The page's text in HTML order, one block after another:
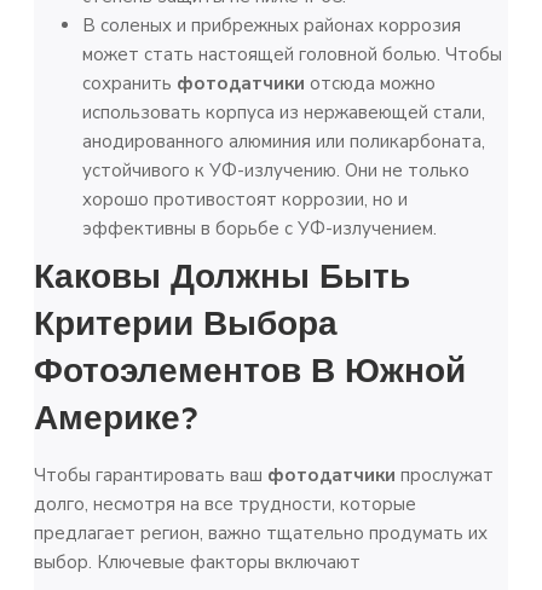
В соленых и прибрежных районах коррозия
может стать настоящей головной болью. Чтобы
сохранить фотодатчики отсюда можно
использовать корпуса из нержавеющей стали,
анодированного алюминия или поликарбоната,
устойчивого к УФ-излучению. Они не только
хорошо противостоят коррозии, но и
эффективны в борьбе с УФ-излучением.
Каковы Должны Быть
Критерии Выбора
Фотоэлементов В Южной
Америке?
Чтобы гарантировать ваш фотодатчики прослужат
долго, несмотря на все трудности, которые
предлагает регион, важно тщательно продумать их
выбор. Ключевые факторы включают